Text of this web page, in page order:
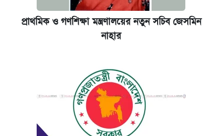
প্রাথমিক ও গণশিক্ষা মন্ত্রণালয়ের নতুন সচিব জেসমিন
নাহার